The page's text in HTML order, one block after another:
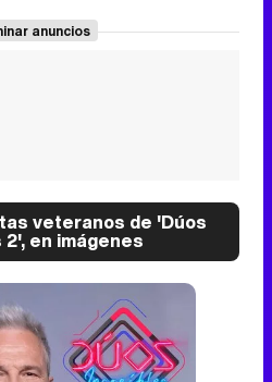
anuncios
veteranos de 'Dúos
en imágenes